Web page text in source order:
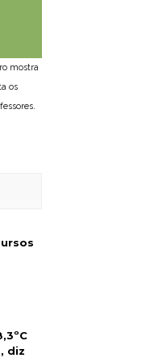
mostra
os
diz